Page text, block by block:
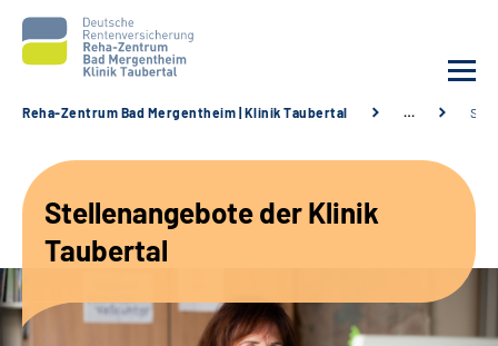
Unsere Angebote
Karriere
Reha-Zentrum Bad Mergentheim | Klinik Taubertal …
Stellenangebote der Klinik
Taubertal